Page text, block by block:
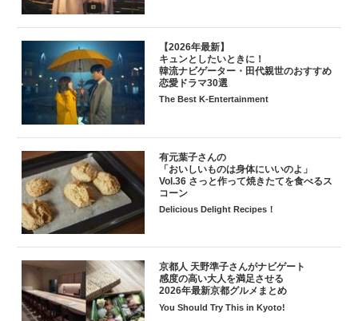
【2026年最新】
キュンとしたいときに！
韓流ナビゲーター・田代親世のおすすめ
恋愛ドラマ30選
The Best K-Entertainment
有元葉子さんの
「おいしいものは身体にいいのよ」
Vol.36 さっと作って焼きたてを食べるス
コーン
Delicious Delight Recipes！
京都人 天野準子さんがナビゲート
感度の高い大人を満足させる
2026年最新京都グルメまとめ
You Should Try This in Kyoto!